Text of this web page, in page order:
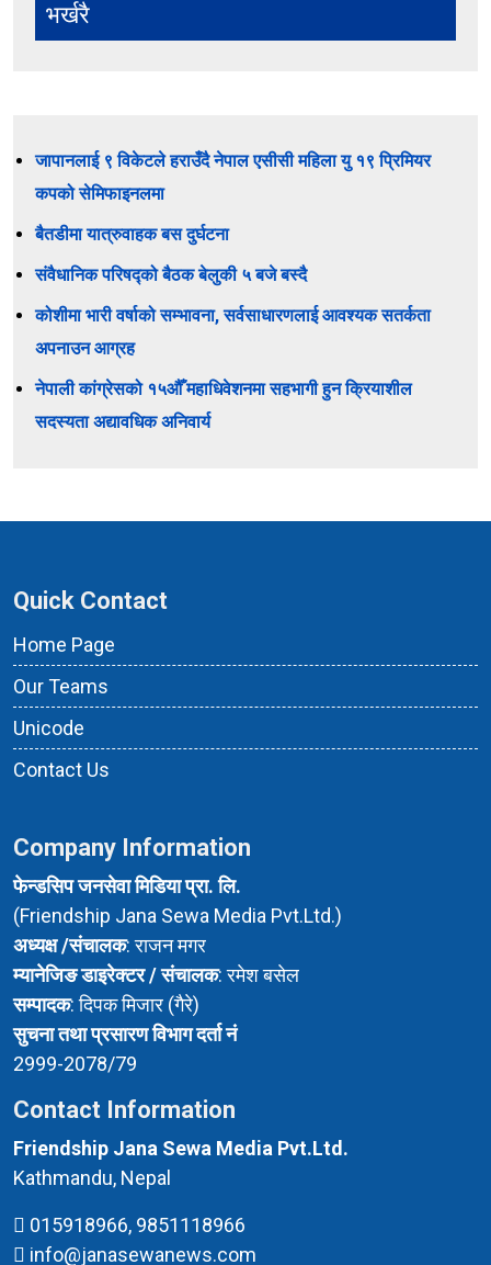
भर्खरै
जापानलाई ९ विकेटले हराउँदै नेपाल एसीसी महिला यु १९ प्रिमियर
कपको सेमिफाइनलमा
बैतडीमा यात्रुवाहक बस दुर्घटना
संवैधानिक परिषद्को बैठक बेलुकी ५ बजे बस्दै
कोशीमा भारी वर्षाको सम्भावना, सर्वसाधारणलाई आवश्यक सतर्कता
अपनाउन आग्रह
नेपाली कांग्रेसको १५औँ महाधिवेशनमा सहभागी हुन क्रियाशील
सदस्यता अद्यावधिक अनिवार्य
Quick Contact
Home Page
Our Teams
Unicode
Contact Us
Company Information
फेन्डसिप जनसेवा मिडिया प्रा. लि.
(Friendship Jana Sewa Media Pvt.Ltd.)
अध्यक्ष /संचालक: राजन मगर
म्यानेजिङ डाइरेक्टर / संचालक: रमेश बसेल
सम्पादक: दिपक मिजार (गैरे)
सुचना तथा प्रसारण विभाग दर्ता नं
2999-2078/79
Contact Information
Friendship Jana Sewa Media Pvt.Ltd.
Kathmandu, Nepal
015918966, 9851118966
info@janasewanews.com